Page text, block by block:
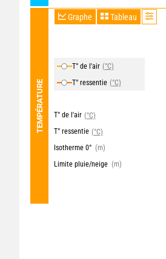
TEMPÉRATURE
Graphe Tableau
T° de l'air (°C)
T° ressentie (°C)
T° de l'air (°C)
T° ressentie (°C)
Isotherme 0° (m)
Limite pluie/neige (m)